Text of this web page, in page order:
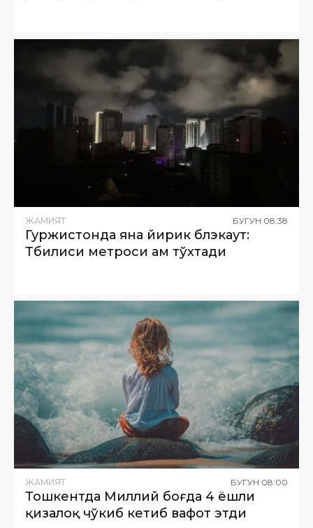
ЖАМИЯТ БУГУН 08:38
Гуржистонда яна йирик блэкаут:
Тбилиси метроси ҳам тўхтади
ЖАМИЯТ БУГУН 08:00
Тошкентда Миллий боғда 4 ёшли
қизалоқ чўкиб кетиб вафот этди